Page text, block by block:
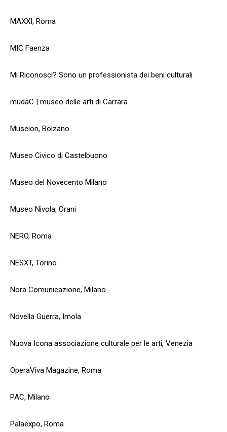
MAXXI, Roma
MIC Faenza
Mi Riconosci? Sono un professionista dei beni culturali
mudaC | museo delle arti di Carrara
Museion, Bolzano
Museo Civico di Castelbuono
Museo del Novecento Milano
Museo Nivola, Orani
NERO, Roma
NESXT, Torino
Nora Comunicazione, Milano
Novella Guerra, Imola
Nuova Icona associazione culturale per le arti, Venezia
OperaViva Magazine, Roma
PAC, Milano
Palaexpo, Roma